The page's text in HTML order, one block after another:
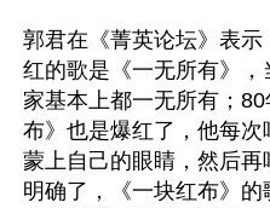
郭君在《菁英论坛》表
红的歌是《一无所有》
家基本上都一无所有；
布》也是爆红了，他每
蒙上自己的眼睛，然后
明确了，《一块红布》的